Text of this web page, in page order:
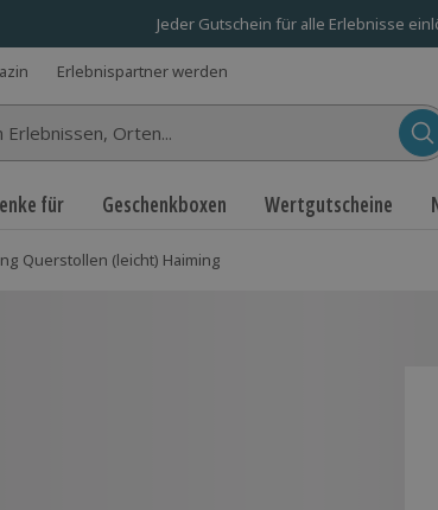
Jeder Gutschein für alle Erlebnisse
Erlebnispartner werden
für Geschenkboxen Wertgutscheine
Querstollen (leicht) Haiming